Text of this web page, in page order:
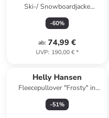
Ski-/ Snowboardjacke
"Stellar" in Rosa/ Lila/
Hellblau
-60%
ab: 74,99 €
UVP: 190,00 €*
Helly Hansen
Fleecepullover "Frosty" in
Hellbraun
-51%